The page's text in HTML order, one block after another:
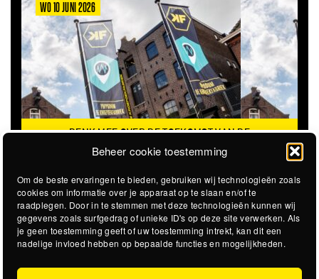
Beheer cookie toestemming
Om de beste ervaringen te bieden, gebruiken wij technologieën zoals
cookies om informatie over je apparaat op te slaan en/of te
raadplegen. Door in te stemmen met deze technologieën kunnen wij
gegevens zoals surfgedrag of unieke ID's op deze site verwerken. Als
je geen toestemming geeft of uw toestemming intrekt, kan dit een
nadelige invloed hebben op bepaalde functies en mogelijkheden.
WO 10 JUNI 2026
DENK MEE OVER DE TOEKOMST VAN DE
KROEPOEKFABRIEK